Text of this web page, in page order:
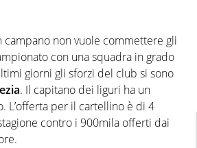
campano non vuole commettere gli
con una squadra in grado
giorni gli sforzi del club si sono
. Il capitano dei liguri ha un
L’offerta per il cartellino è di 4
contro i 900mila offerti dai